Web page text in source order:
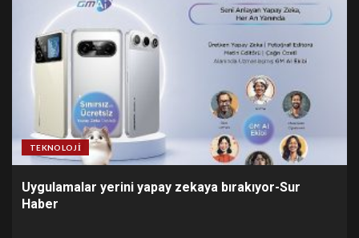
TEKNOLOJI
Uygulamalar yerini yapay zekaya bırakıyor-Sur
Haber